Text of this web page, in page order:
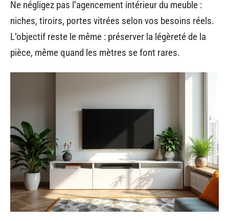
Ne négligez pas l’agencement intérieur du meuble :
niches, tiroirs, portes vitrées selon vos besoins réels.
L’objectif reste le même : préserver la légèreté de la
pièce, même quand les mètres se font rares.